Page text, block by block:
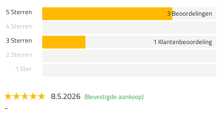
5 Sterren
3 Beoordelingen
4 Sterren
3 Sterren
1 Klantenbeoordeling
2 Sterren
1 Ster
8.5.2026 (Bevestigde aankoop)
-